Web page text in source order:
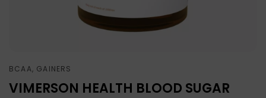
BCAA, GAINERS
VIMERSON HEALTH BLOOD SUGAR